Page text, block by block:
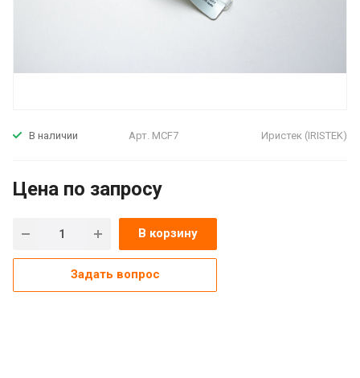
В наличии Арт. MCF7 Иристек (IRISTEK)
Цена по запросу
В корзину
Задать вопрос